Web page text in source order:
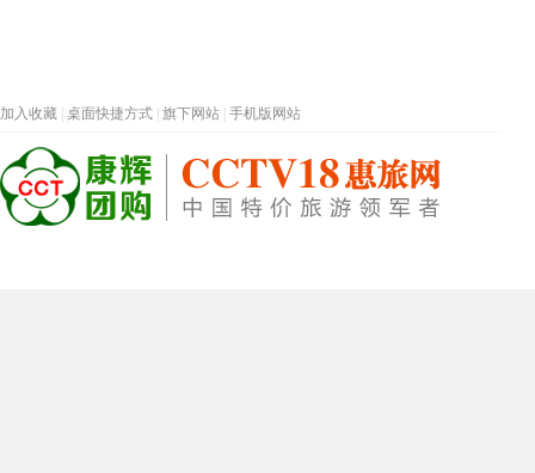
加入收藏 桌面快捷方式 旗下网站 手机版网站